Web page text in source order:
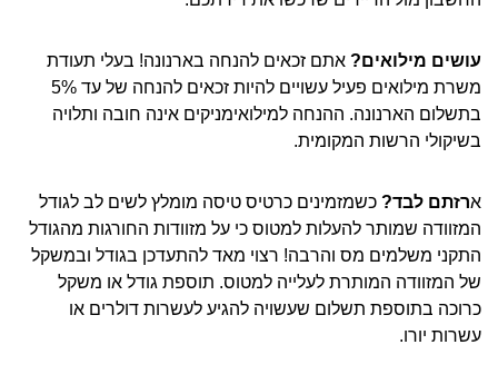
עושים מילואים? אתם זכאים להנחה בארנונה! בעלי תעודת
משרת מילואים פעיל עשויים להיות זכאים להנחה של עד 5%
בתשלום הארנונה. ההנחה למילואימניקים אינה חובה ותלויה
בשיקולי הרשות המקומית.
ארזתם לבד? כשמזמינים כרטיס טיסה מומלץ לשים לב לגודל
המזוודה שמותר להעלות למטוס כי על מזוודות החורגות מהגודל
התקני משלמים מס והרבה! רצוי מאד להתעדכן בגודל ובמשקל
של המזוודה המותרת לעלייה למטוס. תוספת גודל או משקל
כרוכה בתוספת תשלום שעשויה להגיע לעשרות דולרים או
עשרות יורו.